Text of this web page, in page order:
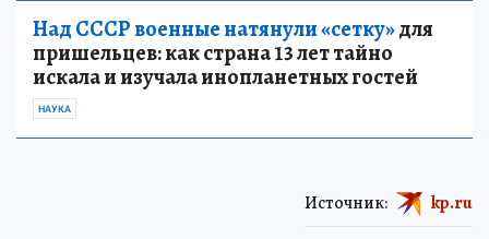
Над СССР военные натянули «сетку»для
пришельцев: как страна 13 лет тайно
искала и изучала инопланетных гостей
НАУКА
Источник: kp.ru